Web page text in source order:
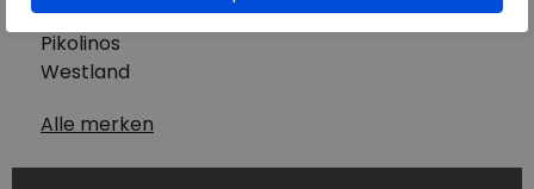
Mephisto
Pikolinos
Westland
Alle merken